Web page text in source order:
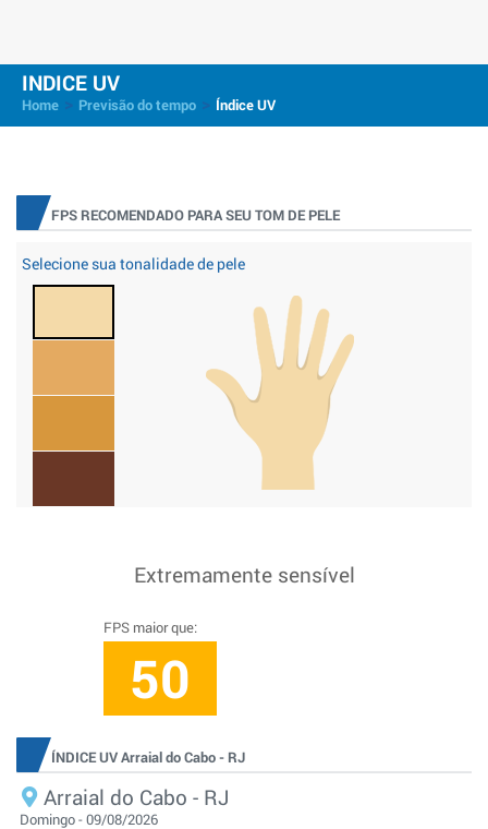
INDICE UV
Home Previsão do tempo Índice UV
FPS RECOMENDADO PARA SEU TOM DE PELE
Selecione sua tonalidade de pele
Extremamente sensível
FPS maior que:
50
ÍNDICE UV Arraial do Cabo - RJ
Arraial do Cabo - RJ
Domingo - 09/08/2026